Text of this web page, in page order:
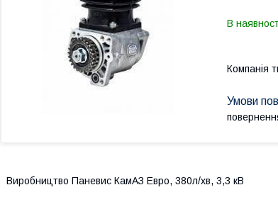
В
Компанія
Виробництво Паневис КамАЗ Евро, 380л/хв, 3,3 кВ